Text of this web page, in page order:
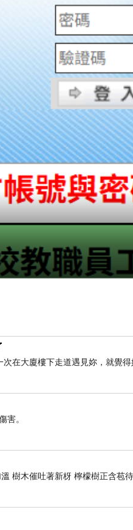
，
是行政的代理人，
。
在大廈樓下走道遇見妳，就覺
害。
樹木催吐著新枒 檸檬樹正含苞